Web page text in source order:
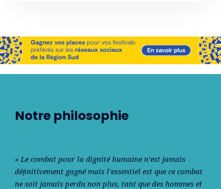
Notre philosophie
« Le combat pour la dignité humaine n’est jamais
déﬁnitivement gagné mais l’essentiel est que ce combat
ne soit jamais perdu non plus, tant que des hommes et